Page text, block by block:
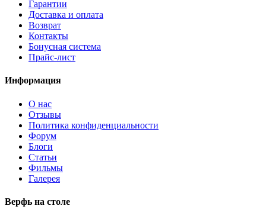
Гарантии
Доставка и оплата
Возврат
Контакты
Бонусная система
Прайс-лист
Информация
О нас
Отзывы
Политика конфиденциальности
Форум
Блоги
Статьи
Фильмы
Галерея
Верфь на столе